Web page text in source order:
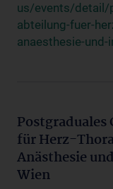
us/events/detail/
abteilung-fuer-
anaesthesie-
für Herz-
Anästhesie
Wien